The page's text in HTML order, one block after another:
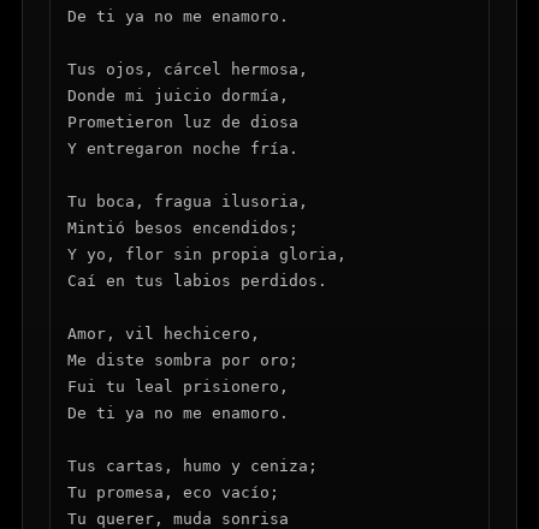
De ti ya no me enamoro.
Tus ojos, cárcel hermosa,
Donde mi juicio dormía,
Prometieron luz de diosa
Y entregaron noche fría.
Tu boca, fragua ilusoria,
Mintió besos encendidos;
Y yo, flor sin propia gloria,
Caí en tus labios perdidos.
Amor, vil hechicero,
Me diste sombra por oro;
Fui tu leal prisionero,
De ti ya no me enamoro.
Tus cartas, humo y ceniza;
Tu promesa, eco vacío;
Tu querer, muda sonrisa